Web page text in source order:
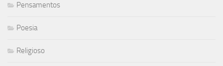
Pensamentos
Poesia
Religioso